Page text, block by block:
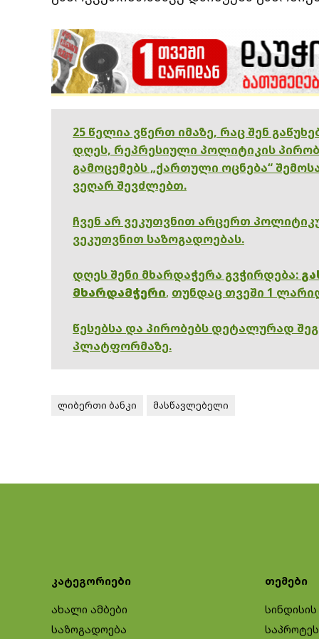
25 წელია ვწერთ იმაზე, რაც შენ
დღეს, რეპრესიული პოლიტიკის
გამოცემებს „ქართული ოცნება“
ვეღარ შევძლებთ.
ჩვენ არ ვეკუთვნით არცერთ
ვეკუთვნით საზოგადოებას.
დღეს შენი მხარდაჭერა გვჭირდება:
მხარდამჭერი, თუნდაც თვეში 1
წესებსა და პირობებს დეტალურად
პლატფორმაზე.
ლიბერთი ბანკი მასწავლებელი
კატეგორიები
ახალი ამბები
საზოგადოება
თემები